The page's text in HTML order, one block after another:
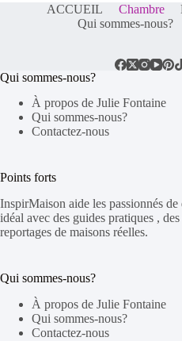
ACCUEIL Chambre
Qui sommes-nous?
Qui sommes-nous?
À propos de Julie Fontaine
Qui sommes-nous?
Contactez-nous
Points forts
InspirMaison aide les passionnés
idéal avec des guides pratiques ,
reportages de maisons réelles.
Qui sommes-nous?
À propos de Julie Fontaine
Qui sommes-nous?
Contactez-nous